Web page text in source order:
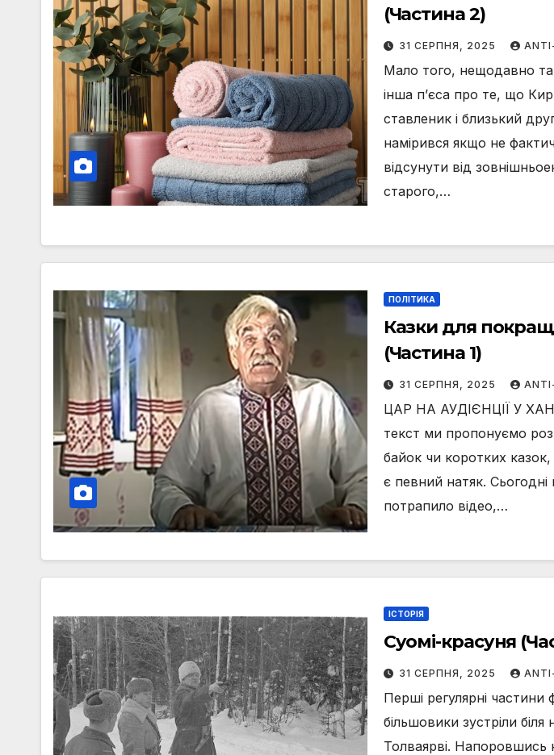
(Частина 2)
31 СЕРПНЯ, 2025
Мало того, нещодавно
інша п’єса про те, що
ставленик і близький
намірився якщо не
відсунути від
старого,…
ПОЛІТИКА
Казки для
(Частина 1)
31 СЕРПНЯ, 2025
ЦАР НА АУДІЄНЦІЇ У
текст ми пропонуємо
байок чи коротких
є певний натяк.
потрапило відео,…
ІСТОРІЯ
Суомі-красуня
31 СЕРПНЯ, 2025
Перші регулярні частини
більшовики зустріли
Толваярві. Напоровшись